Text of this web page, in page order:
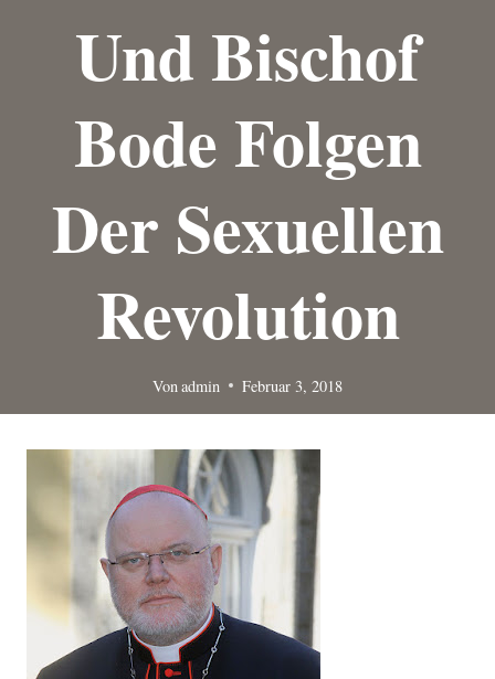
Und Bischof
Bode Folgen
Der Sexuellen
Revolution
Von admin Februar 3, 2018